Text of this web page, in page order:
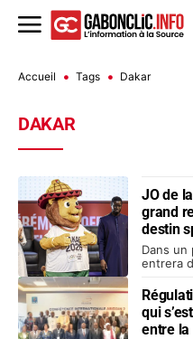
Accueil Tags Dakar
DAKAR
JO de
grand
destin
Dans un
entrera
qui
entre la